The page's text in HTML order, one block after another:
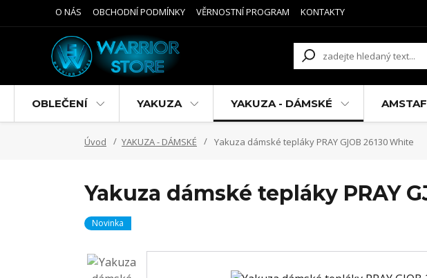
O NÁS OBCHODNÍ PODMÍNKY VĚRNOSTNÍ PROGRAM KONTAKTY
OBLEČENÍ YAKUZA YAKUZA - DÁMSKÉ
Úvod YAKUZA - DÁMSKÉ Yakuza dámské tepláky PRAY GJOB 26130 White
Yakuza dámské tepláky PRAY
Novinka